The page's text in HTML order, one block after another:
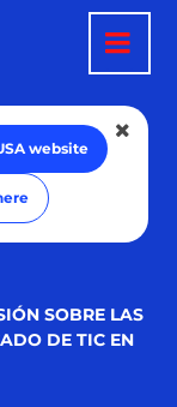
website
SOBRE LAS
DE TIC EN